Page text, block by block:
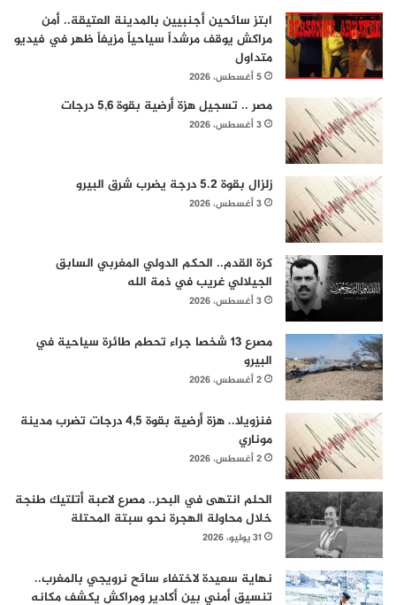
ابتز سائحين أجنبيين بالمدينة العتيقة.. أمن
مراكش يوقف مرشداً سياحياً مزيفاً ظهر في فيديو
متداول
5 أغسطس، 2026
مصر .. تسجيل هزة أرضية بقوة 5,6 درجات
3 أغسطس، 2026
زلزال بقوة 5.2 درجة يضرب شرق البيرو
3 أغسطس، 2026
كرة القدم.. الحكم الدولي المغربي السابق
الجيلالي غريب في ذمة الله
3 أغسطس، 2026
مصرع 13 شخصا جراء تحطم طائرة سياحية في
البيرو
2 أغسطس، 2026
فنزويلا.. هزة أرضية بقوة 4,5 درجات تضرب مدينة
موناري
2 أغسطس، 2026
الحلم انتهى في البحر.. مصرع لاعبة أتلتيك طنجة
خلال محاولة الهجرة نحو سبتة المحتلة
31 يوليو، 2026
نهاية سعيدة لاختفاء سائح نرويجي بالمغرب..
تنسيق أمني بين أكادير ومراكش يكشف مكانه